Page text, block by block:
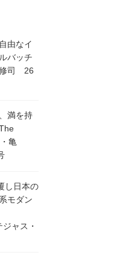
由なイ
バッチ
司 26
満を持
亀
し日本の
モダン
ャス・